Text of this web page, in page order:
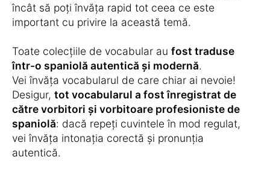
încât să poți învăța rapid tot ceea ce este
important cu privire la această temă.
Toate colecțiile de vocabular au fost traduse
într-o spaniolă autentică și modernă.
Vei învăța vocabularul de care chiar ai nevoie!
Desigur, tot vocabularul a fost înregistrat de
către vorbitori și vorbitoare profesioniste de
spaniolă: dacă repeți cuvintele în mod regulat,
vei învăța intonația corectă și pronunția
autentică.